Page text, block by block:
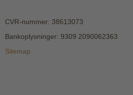
CVR-nummer: 38613073
Bankoplysninger: 9309 2090062363
Sitemap